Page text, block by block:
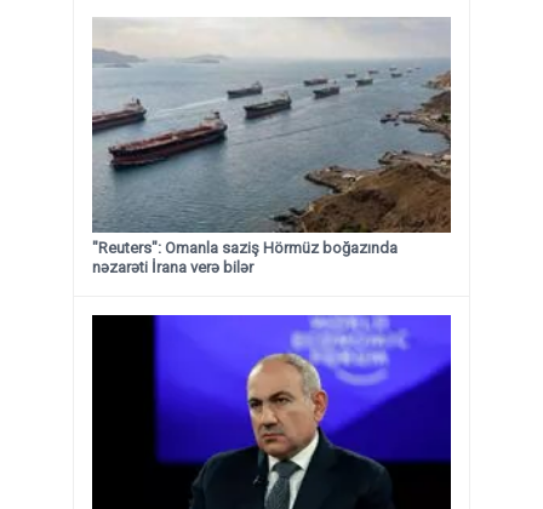
"Reuters": Omanla saziş Hörmüz boğazında
nəzarəti İrana verə bilər